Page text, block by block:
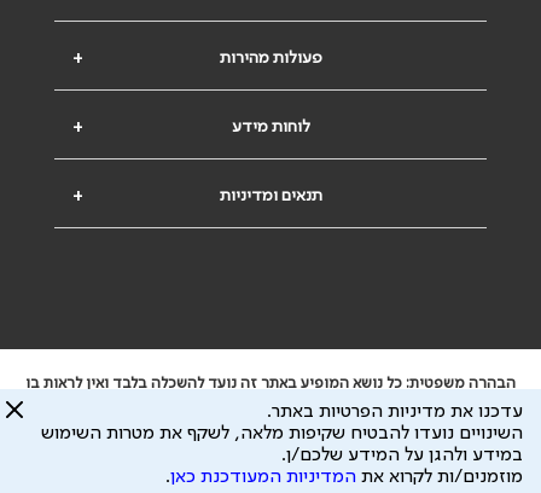
+ פעולות מהירות
+ לוחות מידע
+ תנאים ומדיניות
הבהרה משפטית: כל נושא המופיע באתר זה נועד להשכלה בלבד ואין לראות בו
ייעוץ רפואי או משפטי. אין הר"י אחראית לתוכן המתפרסם באתר זה ולכל נזק
שעלול להיגרם.
ידוע לי שהר"י אוספת ושומרת מידע אישי לצורך מתן השרות וכי חלק ממנו עשוי
להיות מועבר לצדדים שלישיים, הכל בכפוף למדיניות הפרטיות
עדכנו את מדיניות הפרטיות באתר.
השינויים נועדו להבטיח שקיפות מלאה, לשקף את מטרות השימוש
במידע ולהגן על המידע שלכם/ן.
מוזמנים/ות לקרוא את המדיניות המעודכנת כאן.